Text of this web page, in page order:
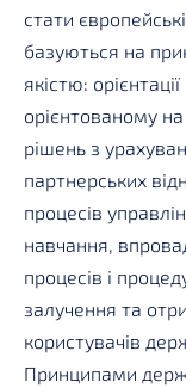
стати
базуються на
якістю:
орієнтованому на
рішень з
партнерських
процесів
навчання,
процесів і
залучення та
користувачів
Принципами